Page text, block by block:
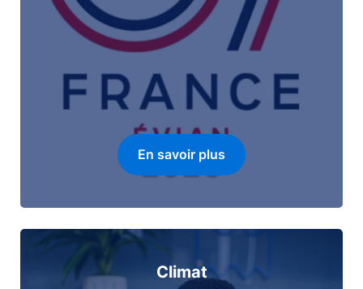
En savoir plus
Climat